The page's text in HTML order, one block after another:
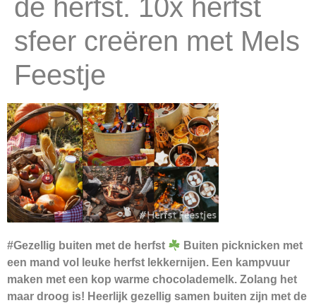
de herfst. 10x herfst
sfeer creëren met Mels
Feestje
#Gezellig buiten met de herfst
Buiten picknicken met
een mand vol leuke herfst lekkernijen. Een kampvuur
maken met een kop warme chocolademelk. Zolang het
maar droog is! Heerlijk gezellig samen buiten zijn met de